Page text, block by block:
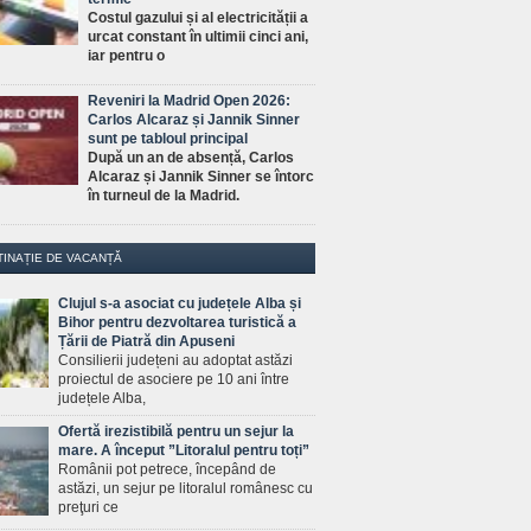
Costul gazului și al electricității a
urcat constant în ultimii cinci ani,
iar pentru o
Reveniri la Madrid Open 2026:
Carlos Alcaraz și Jannik Sinner
sunt pe tabloul principal
După un an de absență, Carlos
Alcaraz și Jannik Sinner se întorc
în turneul de la Madrid.
DE VACANȚĂ
Clujul s-a asociat cu județele Alba și
Bihor pentru dezvoltarea turistică a
Țării de Piatră din Apuseni
Consilierii județeni au adoptat astăzi
proiectul de asociere pe 10 ani între
județele Alba,
Ofertă irezistibilă pentru un sejur la
mare. A început ”Litoralul pentru toți”
Românii pot petrece, începând de
astăzi, un sejur pe litoralul românesc cu
preţuri ce